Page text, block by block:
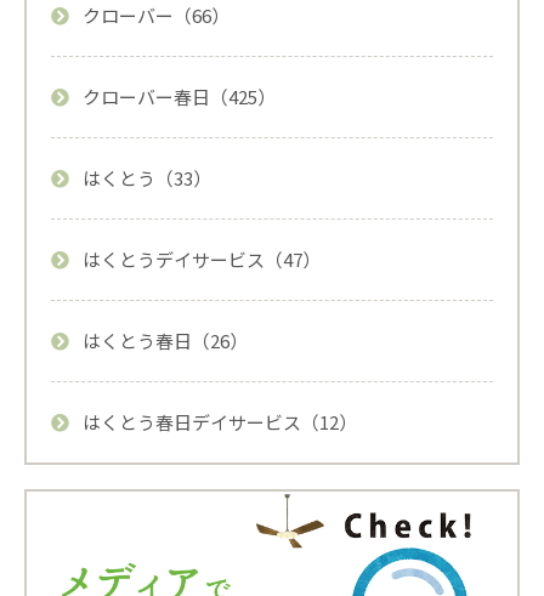
クローバー（66）
クローバー春日（425）
はくとう（33）
はくとうデイサービス（47）
はくとう春日（26）
はくとう春日デイサービス（12）